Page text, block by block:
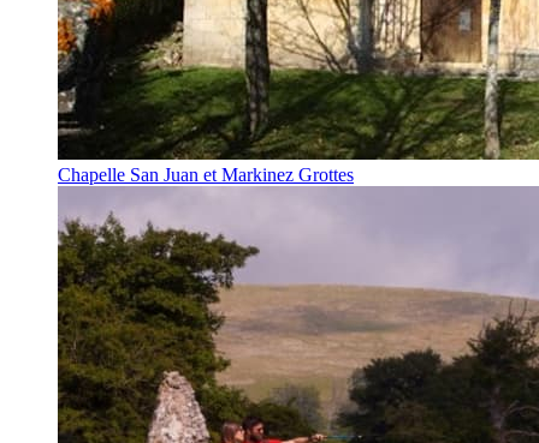
Chapelle San Juan et Markinez Grottes